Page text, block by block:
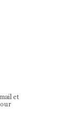
et